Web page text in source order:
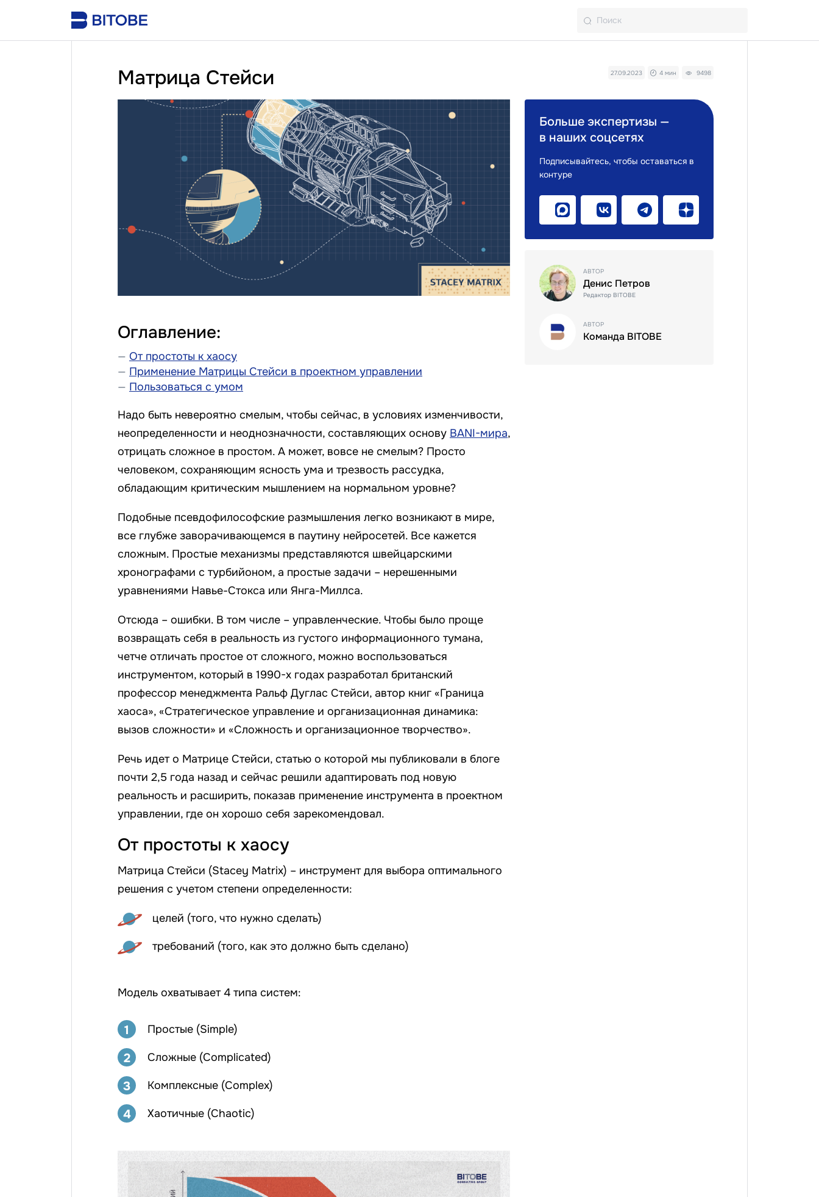
Матрица Стейси 27.09.2023 4 мин 9498
Оглавление:
От простоты к хаосу
Применение Матрицы Стейси в проектном управлении
Пользоваться с умом
Надо быть невероятно смелым, чтобы сейчас, в условиях изменчивости,
неопределенности и неоднозначности, составляющих основу BANI-мира,
отрицать сложное в простом. А может, вовсе не смелым? Просто
человеком, сохраняющим ясность ума и трезвость рассудка,
обладающим критическим мышлением на нормальном уровне?
Подобные псевдофилософские размышления легко возникают в мире,
все глубже заворачивающемся в паутину нейросетей. Все кажется
сложным. Простые механизмы представляются швейцарскими
хронографами с турбийоном, а простые задачи – нерешенными
уравнениями Навье-Стокса или Янга-Миллса.
Отсюда – ошибки. В том числе – управленческие. Чтобы было проще
возвращать себя в реальность из густого информационного тумана,
четче отличать простое от сложного, можно воспользоваться
инструментом, который в 1990-х годах разработал британский
профессор менеджмента Ральф Дуглас Стейси, автор книг «Граница
хаоса», «Стратегическое управление и организационная динамика:
вызов сложности» и «Сложность и организационное творчество».
Речь идет о Матрице Стейси, статью о которой мы публиковали в блоге
почти 2,5 года назад и сейчас решили адаптировать под новую
реальность и расширить, показав применение инструмента в проектном
управлении, где он хорошо себя зарекомендовал.
От простоты к хаосу
Матрица Стейси (Stacey Matrix) – инструмент для выбора оптимального
решения с учетом степени определенности:
целей (того, что нужно сделать)
требований (того, как это должно быть сделано)
Модель охватывает 4 типа систем:
1 Простые (Simple)
2 Сложные (Complicated)
3 Комплексные (Complex)
4 Хаотичные (Chaotic)
Больше экспертизы —
в наших соцсетях
Подписывайтесь, чтобы оставаться в
контуре
АВТОР
Денис Петров
Редактор BITOBE
АВТОР
Команда BITOBE